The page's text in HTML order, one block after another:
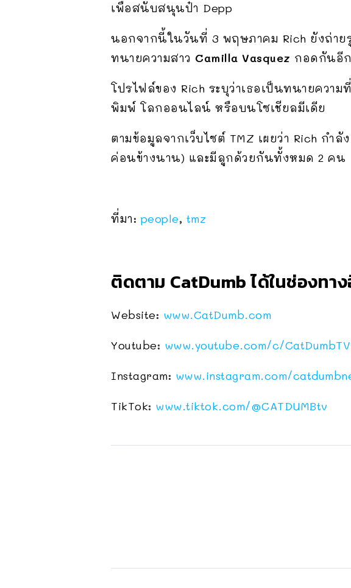
เพื่อสนับสนุนป๋า Depp
นอกจากนี้ในวันที่ 3 พฤษภาคม Rich ยังถ่า
ทนายความสาว Camilla Vasquez กอดกันอี
โปรไฟล์ของ Rich ระบุว่าเธอเป็นทนายควา
พิมพ์ โลกออนไลน์ หรือบนโซเชียลมีเดีย
ตามข้อมูลจากเว็บไซต์ TMZ เผยว่า Rich ก
ค่อนข้างนาน) และมีลูกด้วยกันทั้งหมด 2 คน
ที่มา: people, tmz
ติดตาม CatDumb ได้ในช่องทา
Website: www.CatDumb.com
Youtube: www.youtube.com/c/
Instagram: www.instagram.com/
TikTok: www.tiktok.com/@CATDUMBtv